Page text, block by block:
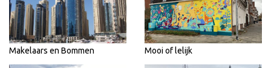
Makelaars en Bommen Mooi of lelijk